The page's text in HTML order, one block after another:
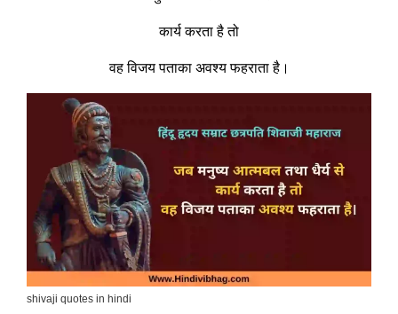
कार्य करता है तो
वह विजय पताका अवश्य फहराता है।
shivaji quotes in hindi